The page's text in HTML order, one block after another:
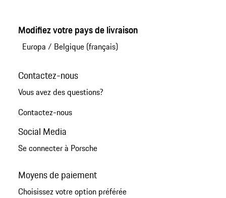
Modifiez votre pays de livraison
Europa / Belgique (français)
Contactez-nous
Vous avez des questions?
Contactez-nous
Social Media
Se connecter à Porsche
Moyens de paiement
Choisissez votre option préférée